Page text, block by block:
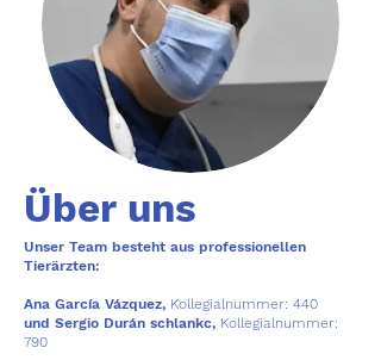
Über uns
Unser Team besteht aus professionellen
Tierärzten:
Ana García Vázquez, Kollegialnummer: 440
und Sergio Durán schlankc, Kollegialnummer:
790